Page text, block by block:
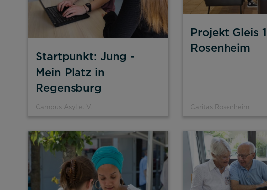
Startpunkt: Jung -
Mein Platz in
Regensburg
Campus Asyl e. V.
Projekt Gleis
Rosenheim
Caritas Rosenheim